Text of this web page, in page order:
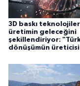
3D baskı
üretimin geleceğini
şekillendiriyor:
dönüşümün üreticisi